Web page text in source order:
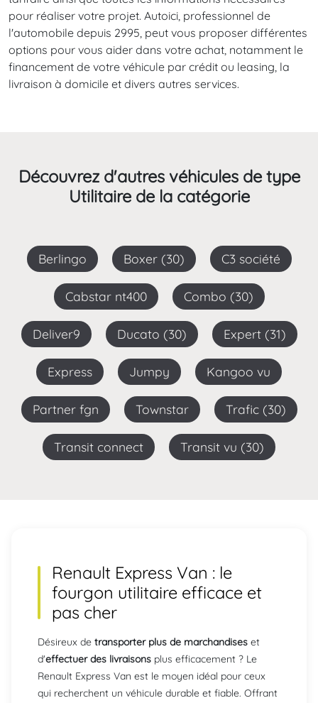
pour réaliser votre projet. Autoici, professionnel de
l'automobile depuis 2995, peut vous proposer différentes
options pour vous aider dans votre achat, notamment le
financement de votre véhicule par crédit ou leasing, la
livraison à domicile et divers autres services.
Découvrez d'autres véhicules de type
Utilitaire de la catégorie
Berlingo Boxer (30) C3 société
Cabstar nt400 Combo (30)
Deliver9 Ducato (30) Expert (31)
Express Jumpy Kangoo vu
Partner fgn Townstar Trafic (30)
Transit connect Transit vu (30)
Renault Express Van : le
fourgon utilitaire efficace et
pas cher
Désireux de transporter plus de marchandises et
d'effectuer des livraisons plus efficacement ? Le
Renault Express Van est le moyen idéal pour ceux
qui recherchent un véhicule durable et fiable. Offrant